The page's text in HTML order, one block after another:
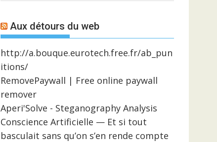
Aux détours du web
http://a.bouque.eurotech.free.fr/ab_pun
itions/
RemovePaywall | Free online paywall
remover
Aperi'Solve - Steganography Analysis
Conscience Artificielle — Et si tout
basculait sans qu’on s’en rende compte